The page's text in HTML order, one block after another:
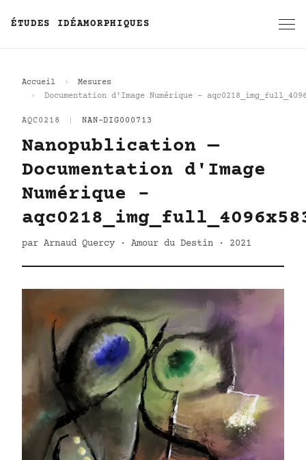
ÉTUDES IDÉAMORPHIQUES
Accueil
Mesures
Documentation d'Image Numérique -
AQC0218 NAN-DIG000713
Nanopublication —
Documentation d'Image
Numérique -
par Arnaud Quercy · Amour du Destin · 2021